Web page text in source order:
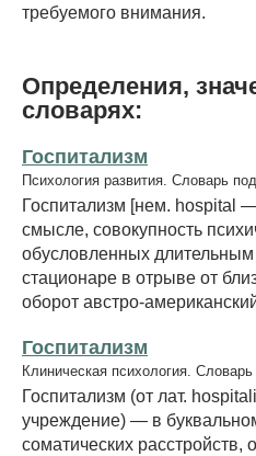
требуемого внимания.
Определения,
словарях:
Госпитализм
Психология развития. Словарь
Госпитализм [нем. hospital
смысле, совокупность
обусловленных
стационаре в отрыве от
оборот австро-
Госпитализм
Клиническая психология.
Госпитализм (от лат.
учреждение) — в
соматических